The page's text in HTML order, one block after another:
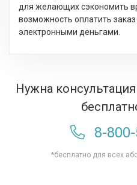
для желающих сэкономить
возможность оплатить заказ
электронными деньгами.
Нужна
8-
*бесплатно для всех